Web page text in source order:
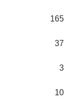
165
37
3
10